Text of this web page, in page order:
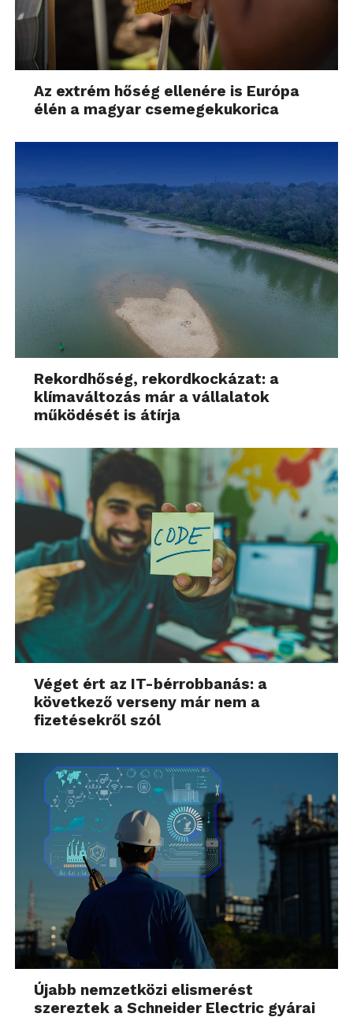
Az extrém hőség ellenére is Európa
élén a magyar csemegekukorica
Rekordhőség, rekordkockázat: a
klímaváltozás már a vállalatok
működését is átírja
Véget ért az IT-bérrobbanás: a
következő verseny már nem a
fizetésekről szól
Újabb nemzetközi elismerést
szereztek a Schneider Electric gyárai